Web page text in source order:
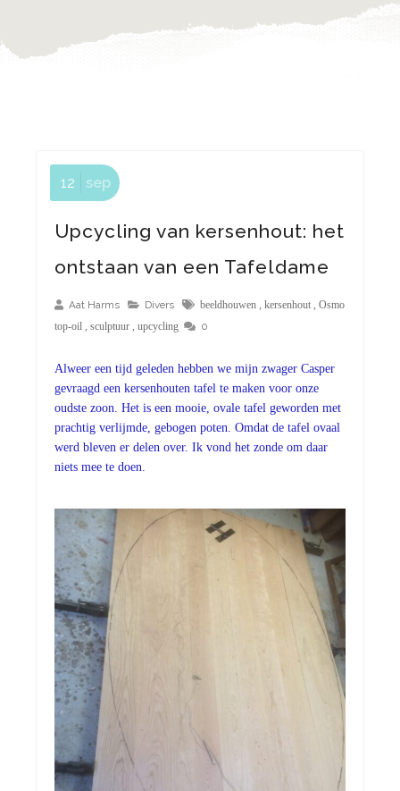
Upcycling van kersenhout: het
ontstaan van een Tafeldame
Aat Harms Divers beeldhouwen , kersenhout , Osmo
top-oil , sculptuur , upcycling 0
12 sep
Alweer een tijd geleden hebben we mijn zwager Casper
gevraagd een kersenhouten tafel te maken voor onze
oudste zoon. Het is een mooie, ovale tafel geworden met
prachtig verlijmde, gebogen poten. Omdat de tafel ovaal
werd bleven er delen over. Ik vond het zonde om daar
niets mee te doen.